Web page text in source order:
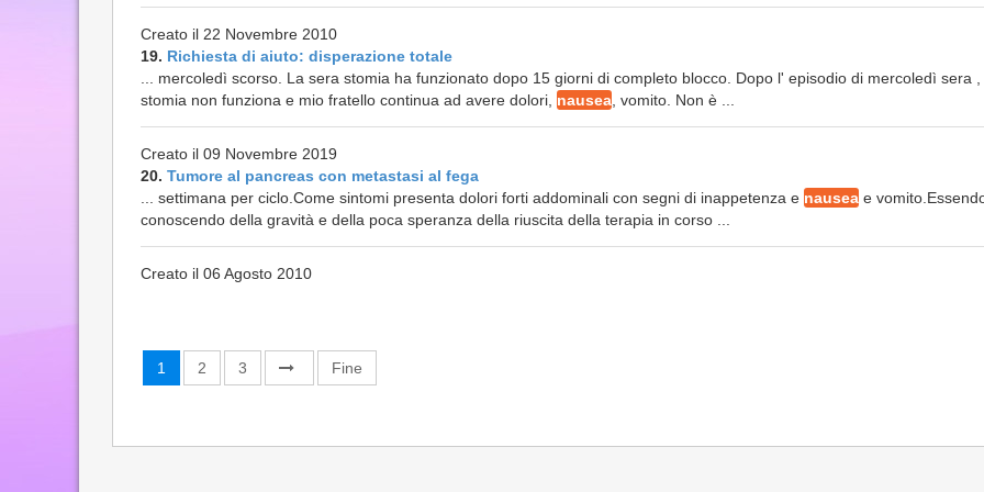
Creato il 22 Novembre 2010
19. Richiesta di aiuto: disperazione totale
... mercoledì scorso. La sera stomia ha funzionato dopo 15 giorni di completo blocco. Dopo l' episodio di mercoledì sera ,
stomia non funziona e mio fratello continua ad avere dolori, nausea , vomito. Non è ...
Creato il 09 Novembre 2019
20. Tumore al pancreas con metastasi al fega
... settimana per ciclo.Come sintomi presenta dolori forti addominali con segni di inappetenza e nausea e
conoscendo della gravità e della poca speranza della riuscita della terapia in corso ...
Creato il 06 Agosto 2010
1 2 3 Fine